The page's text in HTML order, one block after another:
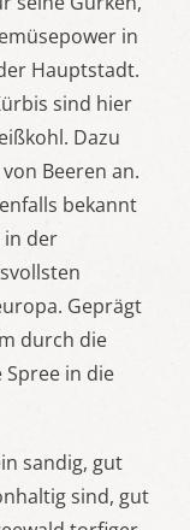
in
Hauptstadt.
sind hier
Dazu
Beeren an.
bekannt
in der
Geprägt
durch die
Spree in die
sandig, gut
sind, gut